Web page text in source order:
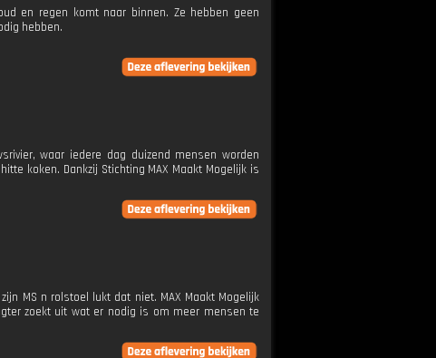
en regen komt naar binnen. Ze hebben geen
hebben.
waar iedere dag duizend mensen worden
koken. Dankzij Stichting MAX Maakt Mogelijk is
MS n rolstoel lukt dat niet. MAX Maakt Mogelijk
zoekt uit wat er nodig is om meer mensen te